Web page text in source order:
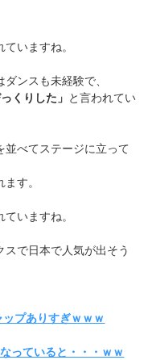
ていますね。
ンスも未経験で、
くりした」 と言われてい
並べてステージに立って
す。
ていますね。
で日本で人気が出そう
プありすぎｗｗｗ
っていると・・・ｗｗ